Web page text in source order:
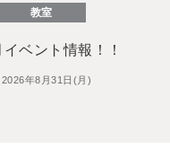
教室
ベント情報！！
年8月31日(月)